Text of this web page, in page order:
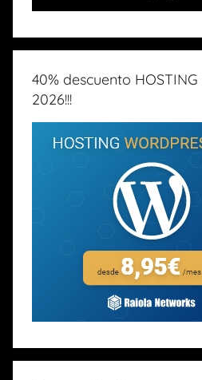
40% descuento
2026!!!